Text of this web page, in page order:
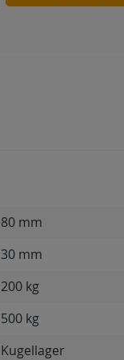
80 mm
30 mm
200 kg
500 kg
Kugellager